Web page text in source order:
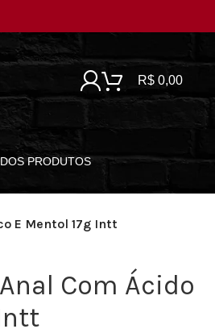
R$ 0,00
PRODUTOS
E Mentol 17g Intt
Com Ácido